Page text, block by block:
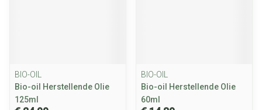
BIO-OIL
Bio-oil Herstellende Olie
125ml
BIO-OIL
Bio-oil Herstellende Olie
60ml